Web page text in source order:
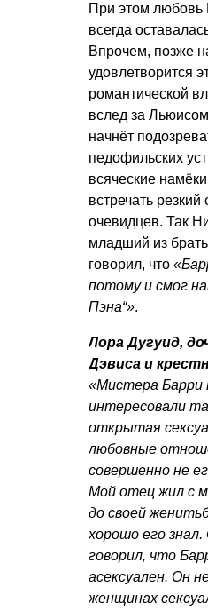
При этом любовь
всегда
Впрочем, позже
удовлетворится
романтической
вслед за
начнёт
педофильских
всяческие
встречать
очевидцев. Так
младший из
говорил, что
потому и смог
Пэна“».
Лора Дугуид,
Дэвиса и
«Мистера Барри
интересовали
открытая
любовные
совершенно не
Мой отец жил с
до своей
хорошо его знал.
говорил, что
асексуален. Он
женщинах